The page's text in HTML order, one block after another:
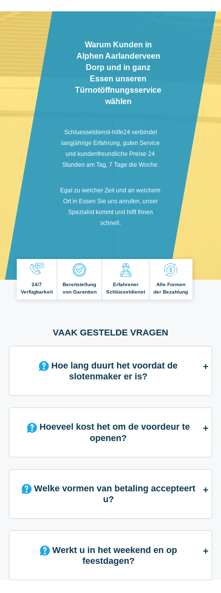
Warum Kunden in
Alphen Aarlanderveen
Dorp und in ganz
Essen unseren
Türnotöffnungsservice
wählen
Schluesseldienst-hilfe24 verbindet
langjährige Erfahrung, guten Service
und kundenfreundliche Preise 24
Stunden am Tag, 7 Tage die Woche.
Egal zu welcher Zeit und an welchem
Ort in Essen Sie uns anrufen, unser
Spezialist kommt und hilft Ihnen
schnell.
24/7
Verfügbarkeit
Bereitstellung
von Garantien
Erfahrener
Schlüsseldienst
Alle Formen
der Bezahlung
VAAK GESTELDE VRAGEN
slotenmaker er is?
Hoeveel kost het om de voordeur te
openen?
Welke vormen van betaling accepteert
u?
Werkt u in het weekend en op
feestdagen?